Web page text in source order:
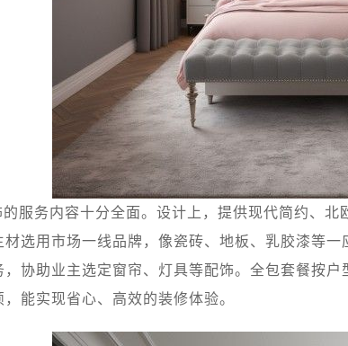
服务内容十分全面。设计上，提供现代简约、
选用市场一线品牌，像瓷砖、地板、乳胶漆等
协助业主选定窗帘、灯具等配饰。全包套餐按
能实现省心、高效的装修体验。